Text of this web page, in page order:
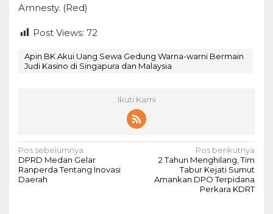
Amnesty. (Red)
Post Views: 72
Apin BK Akui Uang Sewa Gedung Warna-warni Bermain
Judi Kasino di Singapura dan Malaysia
Ikuti Kami
N
a
v
Pos sebelumnya
DPRD Medan Gelar
Ranperda Tentang Inovasi
Daerah
Pos berikutnya
2 Tahun Menghilang, Tim
Tabur Kejati Sumut
Amankan DPO Terpidana
Perkara KDRT